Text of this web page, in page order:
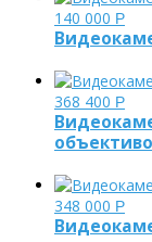
140 000 Р
368 400 Р
348 000 Р